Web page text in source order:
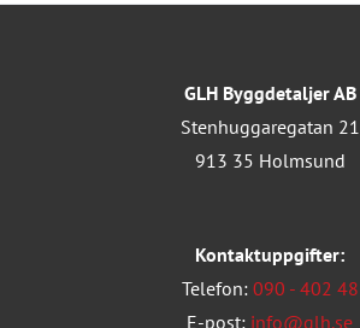
GLH Byggdetaljer AB
Stenhuggaregatan 21
913 35 Holmsund
Kontaktuppgifter:
Telefon: 090 - 402 48
E-post: info@glh.se